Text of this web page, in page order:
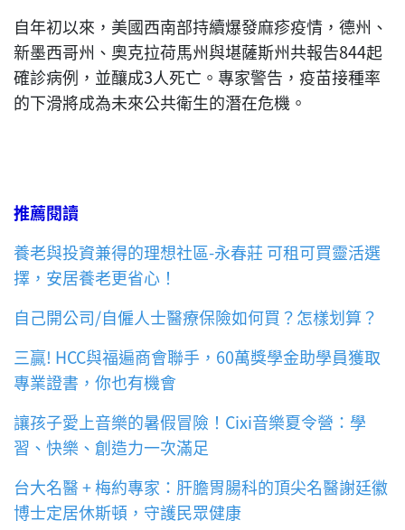
自年初以來，美國西南部持續爆發麻疹疫情，德州、
新墨西哥州、奧克拉荷馬州與堪薩斯州共報告844起
確診病例，並釀成3人死亡。專家警告，疫苗接種率
的下滑將成為未來公共衛生的潛在危機。
推薦閱讀
養老與投資兼得的理想社區-永春莊 可租可買靈活選
擇，安居養老更省心！
自己開公司/自僱人士醫療保險如何買？怎樣划算？
三贏! HCC與福遍商會聯手，60萬獎學金助學員獲取
專業證書，你也有機會
讓孩子愛上音樂的暑假冒險！Cixi音樂夏令營：學
習、快樂、創造力一次滿足
台大名醫 + 梅約專家：肝膽胃腸科的頂尖名醫謝廷徽
博士定居休斯頓，守護民眾健康